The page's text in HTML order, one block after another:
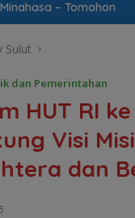
Minahasa – Tomohon
Sulut
dan Pemerintahan
HUT RI
Visi
dan